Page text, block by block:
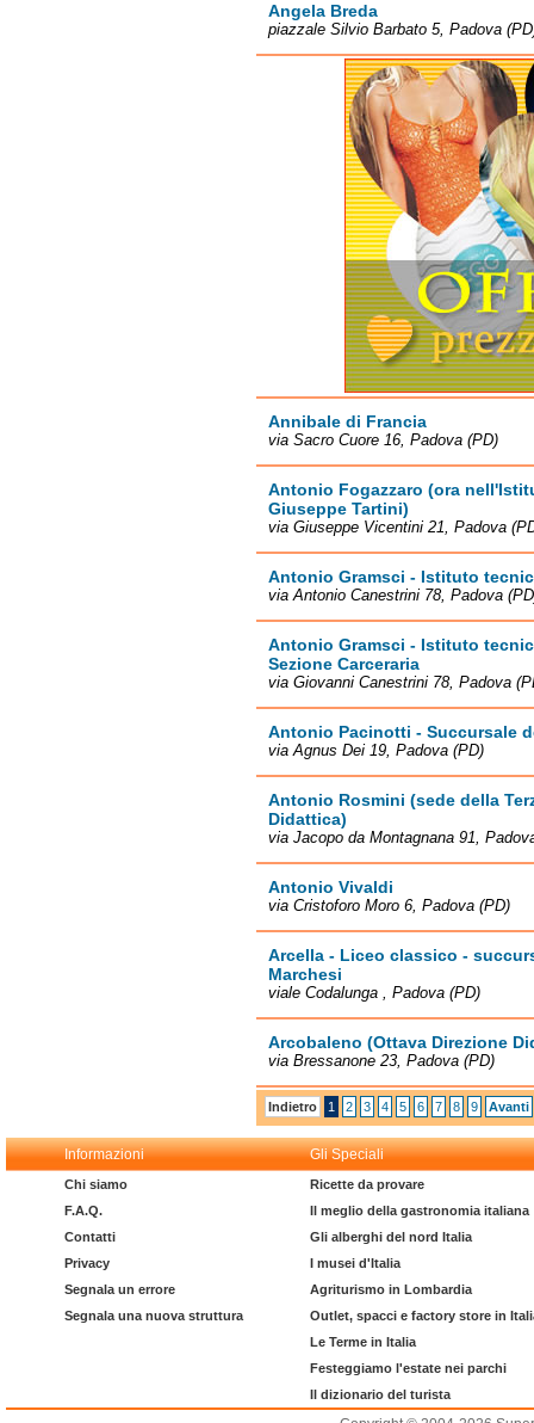
Angela Breda
piazzale Silvio Barbato 5, Padova
Annibale di Francia
via Sacro Cuore 16, Padova (PD)
Antonio Fogazzaro (ora
Giuseppe Tartini)
via Giuseppe Vicentini 21, Padova
Antonio Gramsci - Istituto
via Antonio Canestrini 78, Padova
Antonio Gramsci - Istituto
Sezione Carceraria
via Giovanni Canestrini 78, Padova
Antonio Pacinotti - Succursale
via Agnus Dei 19, Padova (PD)
Antonio Rosmini (sede della
Didattica)
via Jacopo da Montagnana 91,
Antonio Vivaldi
via Cristoforo Moro 6, Padova (PD)
Arcella - Liceo classico -
Marchesi
viale Codalunga , Padova (PD)
Arcobaleno (Ottava Direzione
via Bressanone 23, Padova (PD)
Indietro 1 2 3 4 5 6 7 8 9 Avanti
Informazioni Gli Speciali
Chi siamo
F.A.Q.
Contatti
Privacy
Segnala un errore
Segnala una nuova struttura
Ricette da provare
Il meglio della gastronomia italiana
Gli alberghi del nord Italia
I musei d'Italia
Agriturismo in Lombardia
Outlet, spacci e factory store in
Le Terme in Italia
Festeggiamo l'estate nei parchi
Il dizionario del turista